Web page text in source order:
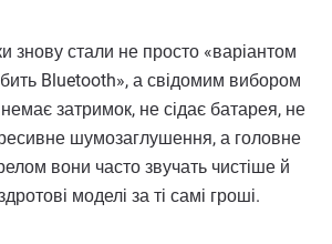
знову стали не просто «варіантом
Bluetooth», а свідомим вибором
затримок, не сідає батарея, не
шумозаглушення, а головне
вони часто звучать чистіше й
моделі за ті самі гроші.